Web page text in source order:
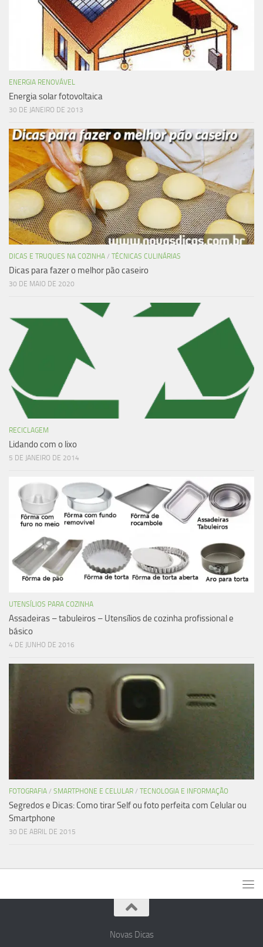
ENERGIA RENOVÁVEL
Energia solar fotovoltaica
30 DE JANEIRO DE 2013
DICAS E TRUQUES NA COZINHA / TÉCNICAS CULINÁRIAS
Dicas para fazer o melhor pão caseiro
30 DE MAIO DE 2020
RECICLAGEM
Lidando com o lixo
5 DE JANEIRO DE 2014
UTENSÍLIOS PARA COZINHA
Assadeiras – tabuleiros – Utensílios de cozinha profissional e
básico
4 DE JUNHO DE 2016
FOTOGRAFIA / SMARTPHONE E CELULAR / TECNOLOGIA E INFORMAÇÃO
Segredos e Dicas: Como tirar Self ou foto perfeita com Celular ou
Smartphone
30 DE ABRIL DE 2015
Novas Dicas